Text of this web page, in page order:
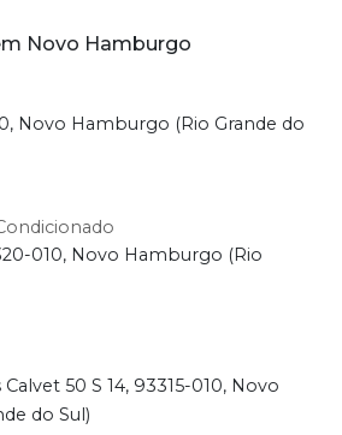
Novo Hamburgo
Novo Hamburgo (Rio Grande do
010, Novo Hamburgo (Rio
50 S 14, 93315-010, Novo
do Sul)